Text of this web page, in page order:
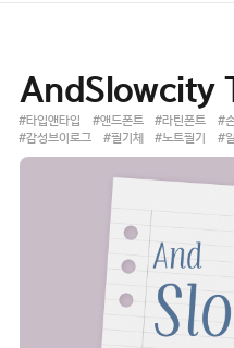
AndSlowcity
#타입앤타입 #앤드폰트 #라틴폰트 #
#감성브이로그
#필기체 #노트필기 #